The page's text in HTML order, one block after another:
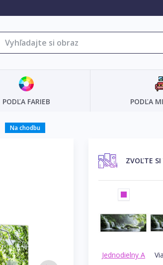
PODĽA FARIEB PODĽA
Na chodbu
ZVOĽTE
Jednodielny A